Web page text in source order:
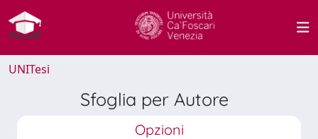
UNITesi
Sfoglia per Autore
Opzioni